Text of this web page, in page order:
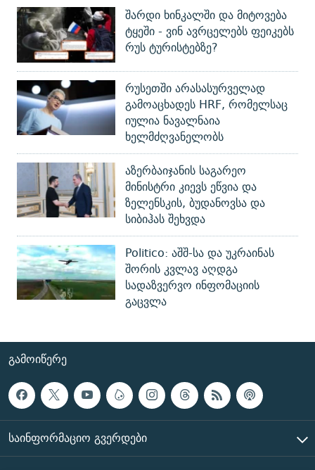
შარდი ხინკალში და მიტოვება
ტყეში - ვინ ავრცელებს ფეიკებს
რუს ტურისტებზე?
რუსეთში არასასურველად
გამოაცხადეს HRF, რომელსაც
იულია ნავალნაია
ხელმძღვანელობს
აზერბაიჯანის საგარეო
მინისტრი კიევს ეწვია და
ზელენსკის, ბუდანოვსა და
სიბიჰას შეხვდა
Politico: აშშ-სა და უკრაინას
შორის კვლავ აღდგა
სადაზვერვო ინფომაციის
გაცვლა
ᲒᲐᲛᲝᲘᲬᲔᲠᲔ
ᲡᲐᲘᲜᲤᲝᲠᲛᲐᲪᲘᲝ ᲒᲕᲔᲠᲓᲔᲑᲘ